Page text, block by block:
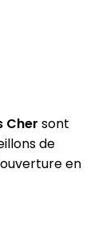
Cher sont
de
en